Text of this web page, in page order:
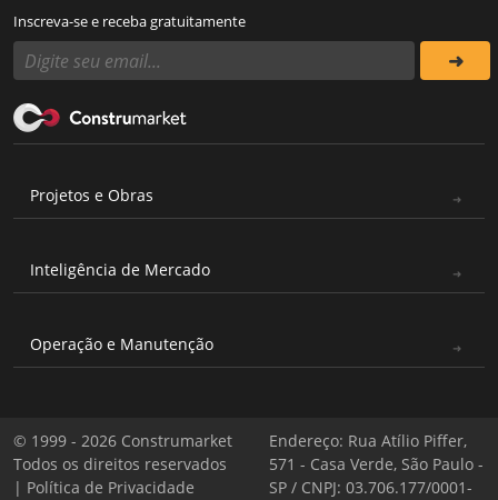
Inscreva-se e receba gratuitamente
Projetos e Obras
Inteligência de Mercado
Operação e Manutenção
© 1999 - 2026 Construmarket
Todos os direitos reservados
| Política de Privacidade
Endereço: Rua Atílio Piffer,
571 - Casa Verde, São Paulo -
SP / CNPJ: 03.706.177/0001-